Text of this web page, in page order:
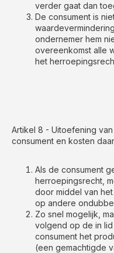
verder gaat dan
De consument is
ondernemer hem
overeenkomst alle
het
Artikel 8 - Uitoefening
consument en kosten
Als de consument
herroepingsrecht,
door middel van
op andere
Zo snel mogelijk,
volgend op de in
consument het
(een gemachtigde